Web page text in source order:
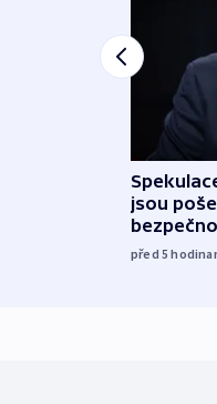
jsou
před 5